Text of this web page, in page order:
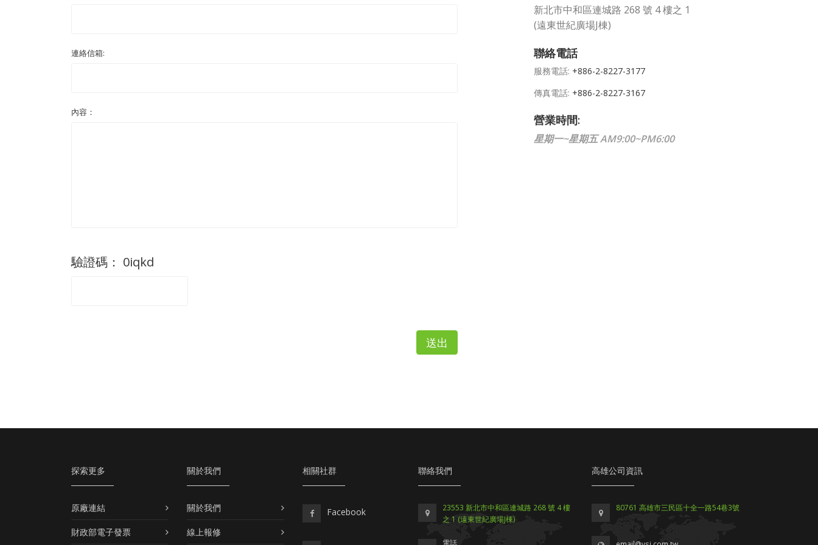
連絡信箱:
內容：
驗證碼： 0iqkd
送出
新北市中和區連城路 268 號 4 樓之 1
(遠東世紀廣場J棟)
聯絡電話
服務電話: +886-2-8227-3177
傳真電話: +886-2-8227-3167
營業時間:
星期一~星期五 AM9:00~PM6:00
探索更多
原廠連結
財政部電子發票
關於我們
關於我們
線上報修
相關社群
Facebook
聯絡我們
23553 新北市中和區連城路 268 號 4 樓
之 1 (遠東世紀廣場J棟)
高雄公司資訊
80761 高雄市三民區十全一路54巷3號